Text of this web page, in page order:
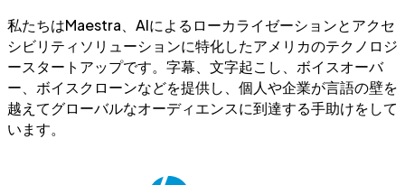
私たちはMaestra、AIによるローカライゼーションとアクセ
シビリティソリューションに特化したアメリカのテクノロジ
ースタートアップです。字幕、文字起こし、ボイスオーバ
ー、ボイスクローンなどを提供し、個人や企業が言語の壁を
越えてグローバルなオーディエンスに到達する手助けをして
います。